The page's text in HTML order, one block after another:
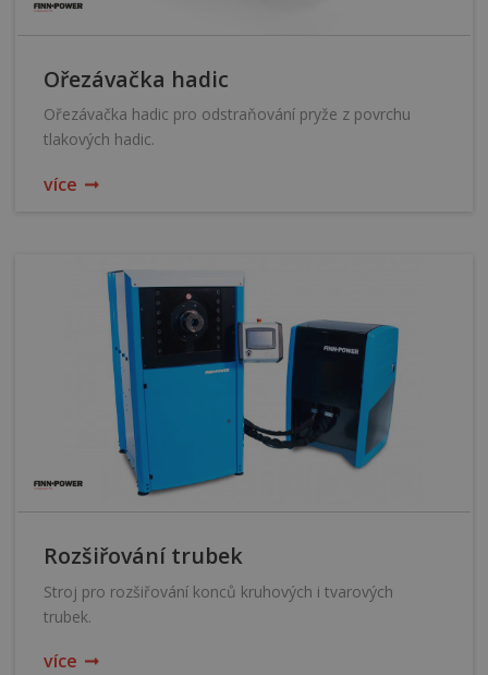
Ořezávačka hadic
Ořezávačka hadic pro odstraňování pryže z povrchu
tlakových hadic.
více
Rozšiřování trubek
Stroj pro rozšiřování konců kruhových i tvarových
trubek.
více